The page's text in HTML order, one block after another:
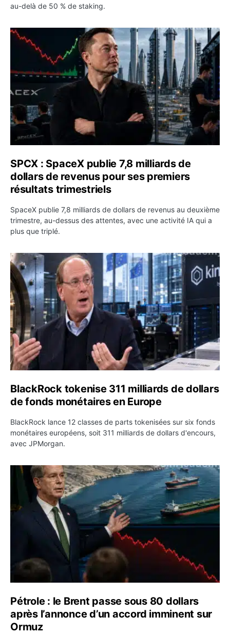
au-delà de 50 % de staking.
SPCX : SpaceX publie 7,8 milliards de dollars de
SPCX : SpaceX publie 7,8 milliards de
dollars de revenus pour ses premiers
résultats trimestriels
SpaceX publie 7,8 milliards de dollars de revenus au deuxième
trimestre, au-dessus des attentes, avec une activité IA qui a
plus que triplé.
BlackRock tokenise 311 milliards de dollars de fonds
BlackRock tokenise 311 milliards de dollars
de fonds monétaires en Europe
BlackRock lance 12 classes de parts tokenisées sur six fonds
monétaires européens, soit 311 milliards de dollars d'encours,
avec JPMorgan.
Pétrole : le Brent passe sous 80 dollars après
Pétrole : le Brent passe sous 80 dollars
après l’annonce d’un accord imminent sur
Ormuz